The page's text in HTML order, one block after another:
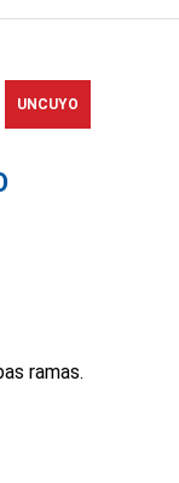
UNCUYO